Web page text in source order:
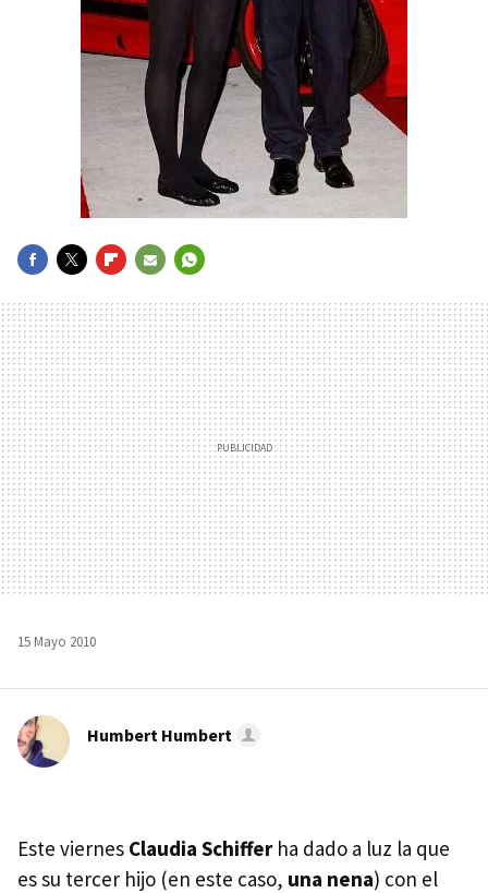
MAIL
15 Mayo 2010
Humbert Humbert
Este viernes Claudia Schifferha dado a luz la que
es su tercer hijo (en este caso, una nena) con el